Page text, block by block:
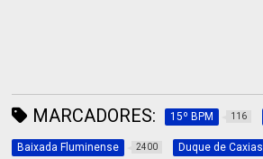
MARCADORES: 15º BPM 116
Baixada Fluminense 2400 Duque de Caxias